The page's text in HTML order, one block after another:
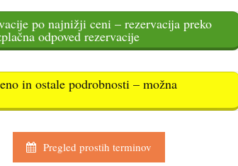
po najnižji ceni – rezervacija preko
odpoved rezervacije
in ostale podrobnosti – možna
Pregled prostih terminov